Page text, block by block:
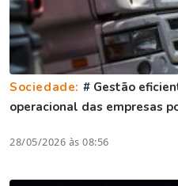
Sociedade: # Gestão
operacional das empresas
28/05/2026 às 08:56